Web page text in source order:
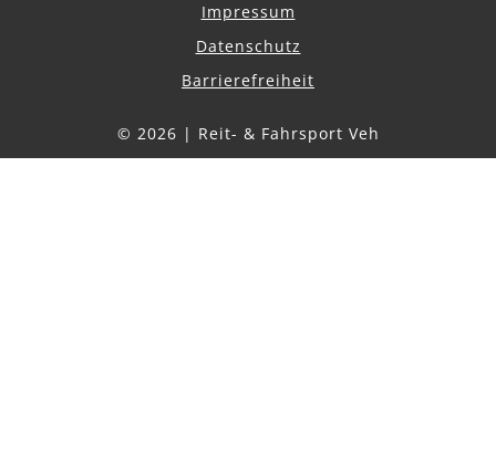
Impressum
Datenschutz
Barrierefreiheit
© 2026 | Reit- & Fahrsport Veh